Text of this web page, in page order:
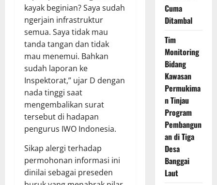
kayak beginian? Saya sudah
ngerjain infrastruktur
semua. Saya tidak mau
tanda tangan dan tidak
mau menemui. Bahkan
sudah laporan ke
Inspektorat,” ujar D dengan
nada tinggi saat
mengembalikan surat
tersebut di hadapan
pengurus IWO Indonesia.
Sikap alergi terhadap
permohonan informasi ini
dinilai sebagai preseden
Cuma
Ditambal
Tim
Monitoring
Bidang
Kawasan
Permukima
n Tinjau
Program
Pembangun
an di Tiga
Desa
Banggai
Laut